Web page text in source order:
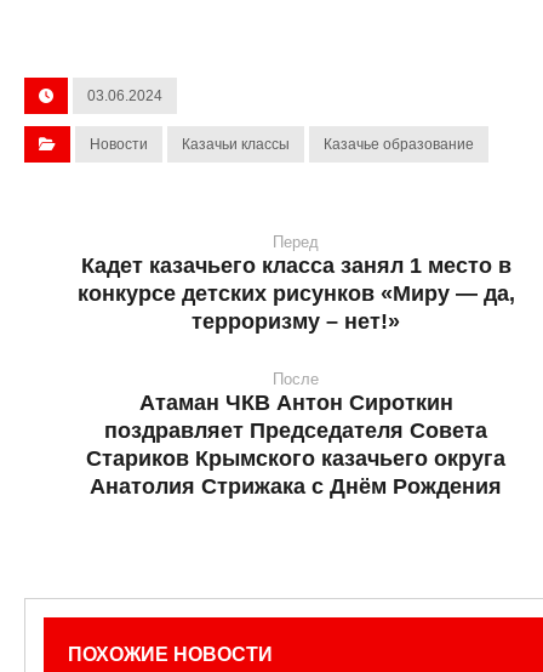
03.06.2024
Новости Казачьи классы Казачье образование
Перед
Кадет казачьего класса занял 1 место в
конкурсе детских рисунков «Миру — да,
терроризму – нет!»
После
Атаман ЧКВ Антон Сироткин
поздравляет Председателя Совета
Стариков Крымского казачьего округа
Анатолия Стрижака с Днём Рождения
ПОХОЖИЕ НОВОСТИ